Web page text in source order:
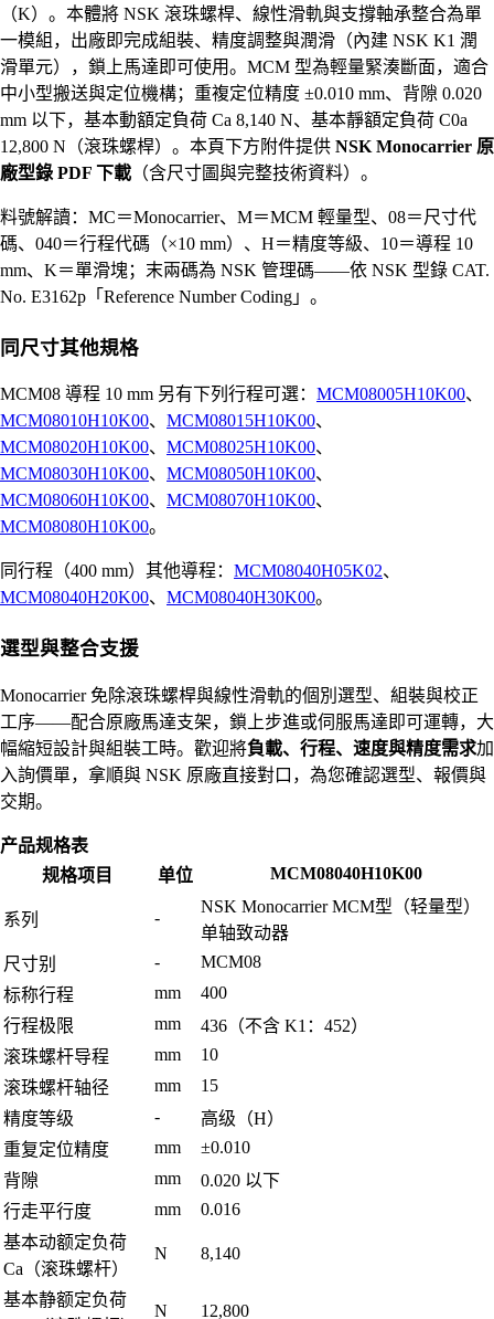
（K）。本體將 NSK 滾珠螺桿、線性滑軌與支撐軸承整合為單
一模組，出廠即完成組裝、精度調整與潤滑（內建 NSK K1 潤
滑單元），鎖上馬達即可使用。MCM 型為輕量緊湊斷面，適合
中小型搬送與定位機構；重複定位精度 ±0.010 mm、背隙 0.020
mm 以下，基本動額定負荷 Ca 8,140 N、基本靜額定負荷 C0a
12,800 N（滾珠螺桿）。本頁下方附件提供 NSK Monocarrier 原
廠型錄 PDF 下載 （含尺寸圖與完整技術資料）。
料號解讀：MC＝Monocarrier、M＝MCM 輕量型、08＝尺寸代
碼、040＝行程代碼（×10 mm）、H＝精度等級、10＝導程 10
mm、K＝單滑塊；末兩碼為 NSK 管理碼——依 NSK 型錄 CAT.
No. E3162p「Reference Number Coding」。
同尺寸其他規格
MCM08 導程 10 mm 另有下列行程可選： MCM08005H10K00、
MCM08010H10K00、 MCM08015H10K00、
MCM08020H10K00、 MCM08025H10K00、
MCM08030H10K00、 MCM08050H10K00、
MCM08060H10K00、 MCM08070H10K00、
MCM08080H10K00。
同行程（400 mm）其他導程： MCM08040H05K02、
MCM08040H20K00、 MCM08040H30K00。
選型與整合支援
Monocarrier 免除滾珠螺桿與線性滑軌的個別選型、組裝與校正
工序——配合原廠馬達支架，鎖上步進或伺服馬達即可運轉，大
幅縮短設計與組裝工時。歡迎將負載、行程、速度與精度需求加
入詢價單，拿順與 NSK 原廠直接對口，為您確認選型、報價與
交期。
产品规格表
规格项目
单位 MCM08040H10K00
系列 -
NSK Monocarrier MCM型（轻量型）
单轴致动器
尺寸别
-
MCM08
标称行程
mm
400
行程极限
mm
436（不含 K1：452）
滚珠螺杆导程
mm
10
滚珠螺杆轴径
mm
15
精度等级
-
高级（H）
重复定位精度
mm
±0.010
背隙
mm
0.020 以下
行走平行度
mm
0.016
基本动额定负荷
Ca（滚珠螺杆）
N 8,140
基本静额定负荷
N 12,800